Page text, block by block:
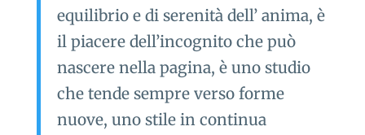
equilibrio e di serenità dell’ anima, è
il piacere dell’incognito che può
nascere nella pagina, è uno studio
che tende sempre verso forme
nuove, uno stile in continua